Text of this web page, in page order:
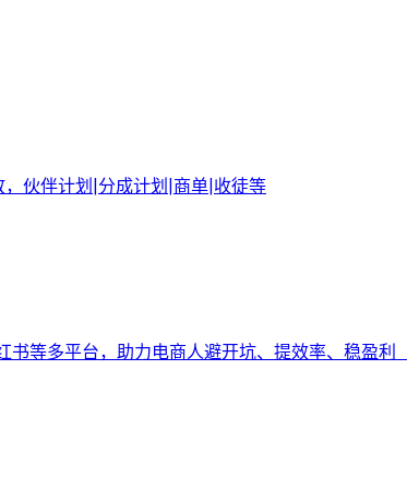
伙伴计划|分成计划|商单|收徒等
等多平台，助力电商人避开坑、提效率、稳盈利